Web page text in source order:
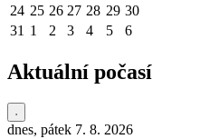
24 25 26 27 28 29 30
31 1 2 3 4 5 6
Aktuální počasí
dnes, pátek 7. 8. 2026